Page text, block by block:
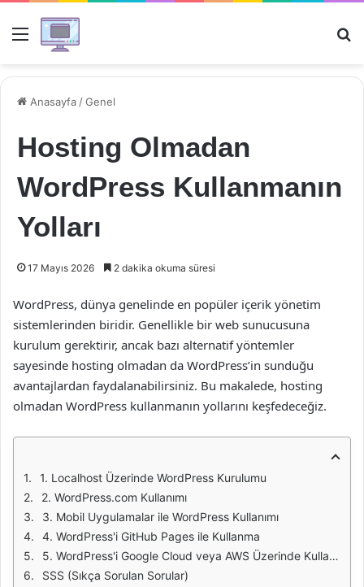
Menü
Anasayfa /Genel
Hosting Olmadan
WordPress Kullanmanın
Yolları
17 Mayıs 2026 2 dakika okuma süresi
WordPress, dünya genelinde en popüler içerik yönetim
sistemlerinden biridir. Genellikle bir web sunucusuna
kurulum gerektirir, ancak bazı alternatif yöntemler
sayesinde hosting olmadan da WordPress’in sunduğu
avantajlardan faydalanabilirsiniz. Bu makalede, hosting
olmadan WordPress kullanmanın yollarını keşfedeceğiz.
1. Localhost Üzerinde WordPress Kurulumu
2. WordPress.com Kullanımı
3. Mobil Uygulamalar ile WordPress Kullanımı
4. WordPress'i GitHub Pages ile Kullanma
5. WordPress'i Google Cloud veya AWS Üzerinde Kullanma
SSS (Sıkça Sorulan Sorular)